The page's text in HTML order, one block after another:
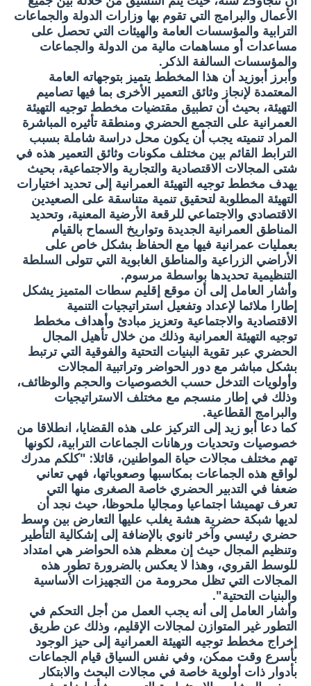
الأعمال والبرامج التي تقوم بها وزارات الدولة والجماعات
الترابية والمؤسسات العامة والهيئات التي تحصل على
مساعدات أو مساهمات مالية من الدولة والجماعات
والمؤسسات السالفة الذكر.
وأبرز أبوزيد أن هذا المخطط يتميز بتوجهاته العامة
المعتمدة لإنجاز وثائق التعمير الأخرى بما فيها تصاميم
التهيئة، بحيث أن تطبيق مقتضيات مخطط توجيه التهيئة
العمرانية على التجمع الحضري ومنطقة تأثيره المباشرة
المراد تنميته يجب أن يكون محل دراسة شاملة بسبب
الترابط القائم بين مختلف مكونات وثائق التعمير هذه في
شتى المجالات الاقتصادية والتجارية والاجتماعية، بحيث
يهدف مخطط توجيه التهيئة العمرانية إلى تحديد اختيارات
التهيئة المطلوبة لتحقيق تنمية متناسقة على الصعيدين
الاقتصادي والاجتماعي للرقعة الأرضية المعنية، وتحديد
المناطق العمرانية الجديدة وتواريخ السماح بالقيام
بعمليات عمرانية فيها مع الحفاظ بشكل خاص على
الأراضي الزراعية والمناطق الغابوية التي تتولى السلطة
التنظيمية تحديدها بواسطة مرسوم.
وأشار العامل إلى أن موقع إقليم سطات المتميز يشكل
إطارا ملائما لإعداد وتفعيل استراتيجيات التنمية
الاقتصادية والاجتماعية وتعزيز مبادئ وأهداف مخطط
توجيه التهيئة العمرانية وذلك من خلال تأهيل المجال
الحضري عبر تقوية البنيات التحتية والفوقية التي ترتبط
بشكل مباشر مع دور الحواضر وتراتبية المجالات
وأولويات التدخل حسب الخصوصيات والحجم والوظائف،
وذلك في إطار منسجم مع مختلف الاستراتيجيات
والبرامج القطاعية.
كما دعا أبو زيد إلى التركيز على هذه القضايا، انطلاقا من
خصوصيات وتحديات ورهانات الجماعات الترابية، لكونها
تهم مختلف مجالات حياة المواطنين، قائلا: "كلكم مدرك
لواقع هذه الجماعات بمكاسبها وصعوباتها، فهي تعاني
ضعفا في التدبير الحضري خاصة الصغرى منها التي
تعرف تهميشا اجتماعيا ومجاليا ملحوظا، حيث نجد أن
لديها شبكة حضرية هشة يغلب عليها التعارض بين وسط
حضري رئيسي وآخر ثانوي بالإضافة إلى إشكالية التأطير
وتنظيم المجال حيث إن معظم هذه الحواضر هي امتداد
للوسط القروي، وهذا لا يعكس بالضرورة تطور هذه
المجالات التي تظل محرومة من التجهيزات الأساسية
والبنيات التحتية".
وأشار العامل إلى أنه يجب العمل من أجل التحكم في
التطور غير المتوازن لمجالات الإقليم، وذلك عن طريق
إخراج مخطط توجيه التهيئة العمرانية إلى حيز الوجود
بأسرع وقت ممكن، وفي نفس السياق قيام الجماعات
بأدوار ذات أولوية خاصة في مجالات البحث والابتكار